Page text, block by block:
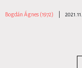
Bogdán Ágnes (1972)